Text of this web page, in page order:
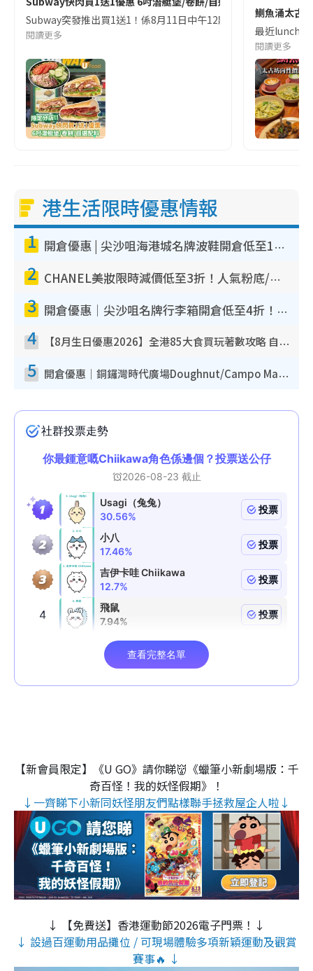
Subway突發推出買1送1！係8月11日中午12點至晚上7點，
閱讀更多
鰂魚涌太古
最近lunch去
閱讀更多
港生活限時優惠情報
1 開倉優惠 | 尖沙咀海港城名牌波鞋開倉低至1折！On鞋$899起／Joy&Peace鞋履$98起
2 CHANEL美妝限時減價低至3折！人氣粉底/唇膏/精華液低至$275！COCO香水都有平
3 開倉優惠｜尖沙咀名牌行李箱開倉低至4折！一連5日 American Tourister/ace./Hallmark $200起！
4 【8月生日優惠2026】全港85大食買玩著數攻略 自助餐/火鍋放題同行免費＋誠品/DONKI送現金券
5 開倉優惠｜銅鑼灣時代廣場Doughnut/Campo Marzio開倉低至1折！背囊、書包、手袋劈價$200起
【新會員限定】《U GO》請你睇👹《蠟筆小新劇場版：千
奇百怪！我的妖怪假期》！
↓一齊睇下小新同妖怪朋友們點樣聯手拯救屋企人啦↓
↓ 【免費送】香港運動節2026電子門票！↓
↓ 設過百運動用品攤位 / 可現場體驗多項新穎運動及觀賞
賽事🔥 ↓